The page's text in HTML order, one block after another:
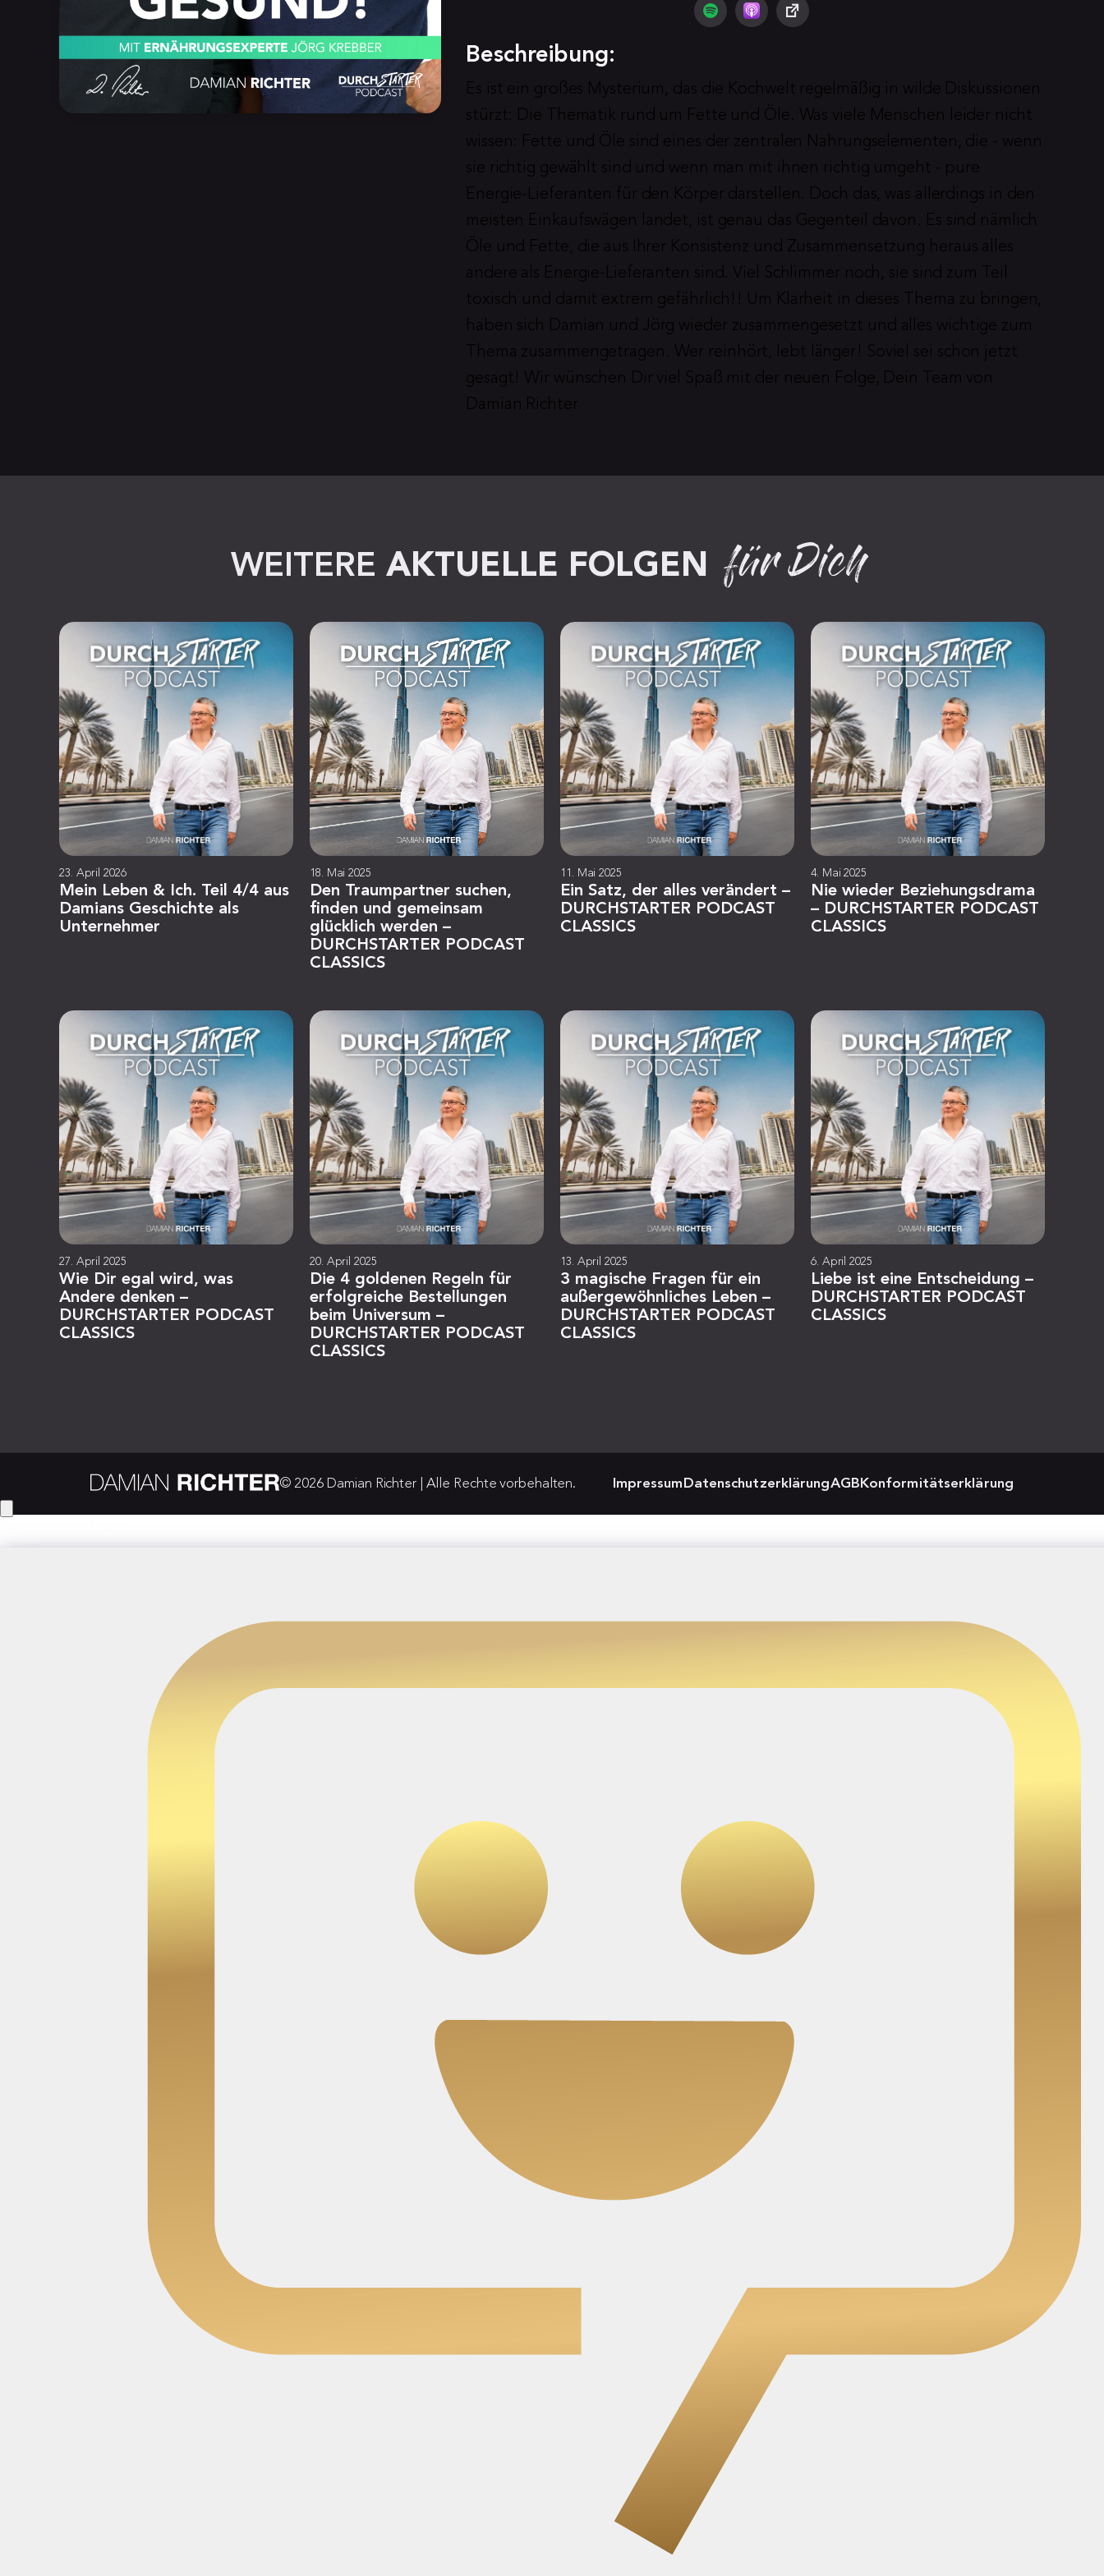
Beschreibung:
WEITERE AKTUELLE FOLGEN für Dich
23. April 2026
Mein Leben & Ich. Teil 4/4 aus
Damians Geschichte als
Unternehmer
18. Mai 2025
Den Traumpartner suchen,
finden und gemeinsam
glücklich werden –
DURCHSTARTER PODCAST
CLASSICS
11. Mai 2025
Ein Satz, der alles verändert –
DURCHSTARTER PODCAST
CLASSICS
4. Mai 2025
Nie wieder Beziehungsdrama
– DURCHSTARTER PODCAST
CLASSICS
27. April 2025
Wie Dir egal wird, was
Andere denken –
DURCHSTARTER PODCAST
CLASSICS
20. April 2025
Die 4 goldenen Regeln für
erfolgreiche Bestellungen
beim Universum –
DURCHSTARTER PODCAST
CLASSICS
13. April 2025
3 magische Fragen für ein
außergewöhnliches Leben –
DURCHSTARTER PODCAST
CLASSICS
6. April 2025
Liebe ist eine Entscheidung –
DURCHSTARTER PODCAST
CLASSICS
© 2026 Damian Richter | Alle Rechte vorbehalten. Impressum DatenschutzerklärungAGB Konformitätserklärung